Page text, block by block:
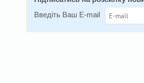
Введіть Ваш E-mail